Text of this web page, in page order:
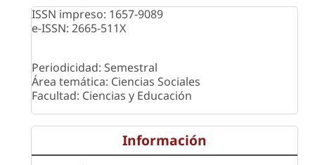
ISSN impreso: 1657-9089
e-ISSN: 2665-511X
Periodicidad: Semestral
Área temática: Ciencias Sociales
Facultad: Ciencias y Educación
Información